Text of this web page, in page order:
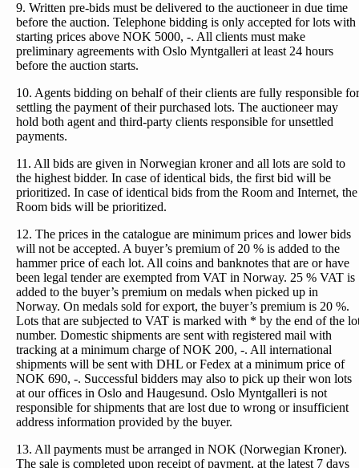
9. Written pre-bids must be delivered to the auctioneer in due time
before the auction. Telephone bidding is only accepted for lots with
starting prices above NOK 5000, -. All clients must make
preliminary agreements with Oslo Myntgalleri at least 24 hours
before the auction starts.
10. Agents bidding on behalf of their clients are fully responsible for
settling the payment of their purchased lots. The auctioneer may
hold both agent and third-party clients responsible for unsettled
payments.
11. All bids are given in Norwegian kroner and all lots are sold to
the highest bidder. In case of identical bids, the first bid will be
prioritized. In case of identical bids from the Room and Internet, the
Room bids will be prioritized.
12. The prices in the catalogue are minimum prices and lower bids
will not be accepted. A buyer’s premium of 20 % is added to the
hammer price of each lot. All coins and banknotes that are or have
been legal tender are exempted from VAT in Norway. 25 % VAT is
added to the buyer’s premium on medals when picked up in
Norway. On medals sold for export, the buyer’s premium is 20 %.
Lots that are subjected to VAT is marked with * by the end of the
number. Domestic shipments are sent with registered mail with
tracking at a minimum charge of NOK 200, -. All international
shipments will be sent with DHL or Fedex at a minimum price of
NOK 690, -. Successful bidders may also to pick up their won lots
at our offices in Oslo and Haugesund. Oslo Myntgalleri is not
responsible for shipments that are lost due to wrong or insufficient
address information provided by the buyer.
13. All payments must be arranged in NOK (Norwegian Kroner).
The sale is completed upon receipt of payment, at the latest 7 days